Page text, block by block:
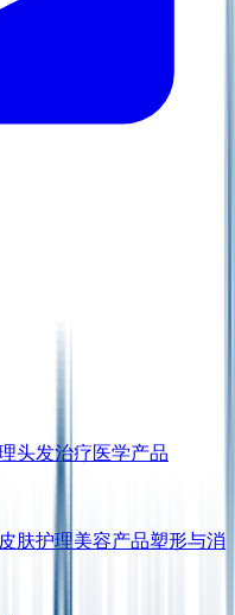
头发治疗医学产品
皮肤护理美容产品塑形与消